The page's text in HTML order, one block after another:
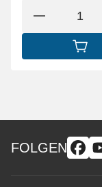
IN
FOLGEN